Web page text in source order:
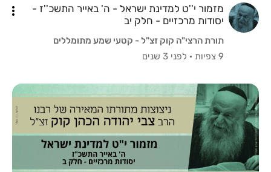
מזמור י''ט למדינת ישראל - ה' באייר התשכ''ז -
יסודות מרכזיים - חלק יב
תורת הרצי"ה קוק זצ"ל - קטעי שמע מתומללים
9 צפיות
· לפני 3 שנים